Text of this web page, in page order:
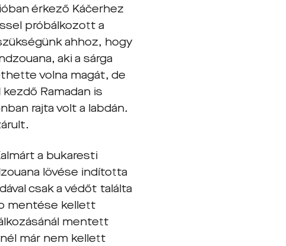
érkező Káčerhez
próbálkozott a
ahhoz, hogy
aki a sárga
volna magát, de
Ramadan is
rajta volt a labdán.
a bukaresti
lövése indította
csak a védőt találta
mentése kellett
mentett
már nem kellett